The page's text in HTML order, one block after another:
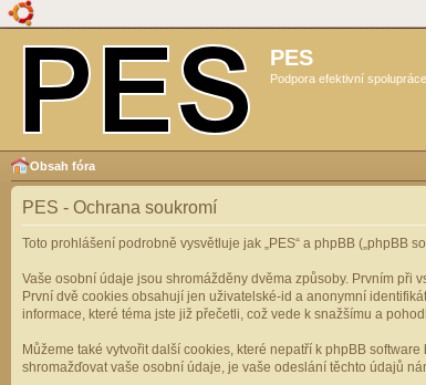
PES
Podpora efektivní
Obsah fóra
PES - Ochrana soukromí
Toto prohlášení podrobně vysvětluje jak „PES“ a phpBB („phpBB
Vaše osobní údaje jsou shromážděny dvěma způsoby. Prvním při
První dvě cookies obsahují jen uživatelské-id a anonymní
informace, které téma jste již přečetli, což vede k snažšímu a
Můžeme také vytvořit další cookies, které nepatří k phpBB
shromažďovat vaše osobní údaje, je vaše odeslání těchto údajů